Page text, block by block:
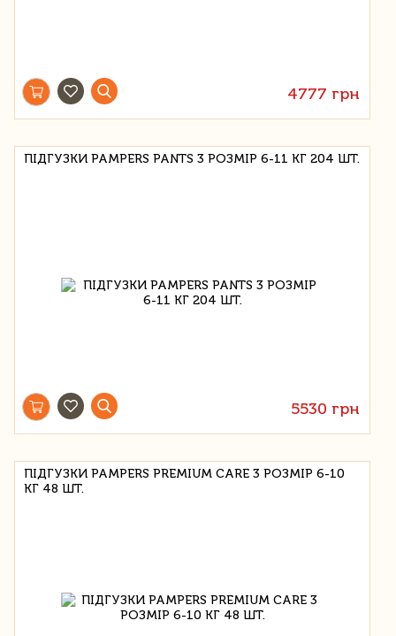
4777 грн
ПІДГУЗКИ PAMPERS PANTS 3 РОЗМІР 6-11 КГ 204 ШТ.
5530 грн
ПІДГУЗКИ PAMPERS PREMIUM CARE 3 РОЗМІР 6-10
КГ 48 ШТ.